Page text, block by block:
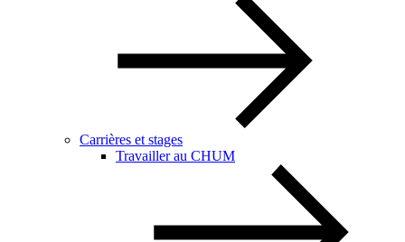
Carrières et stages
Travailler au CHUM